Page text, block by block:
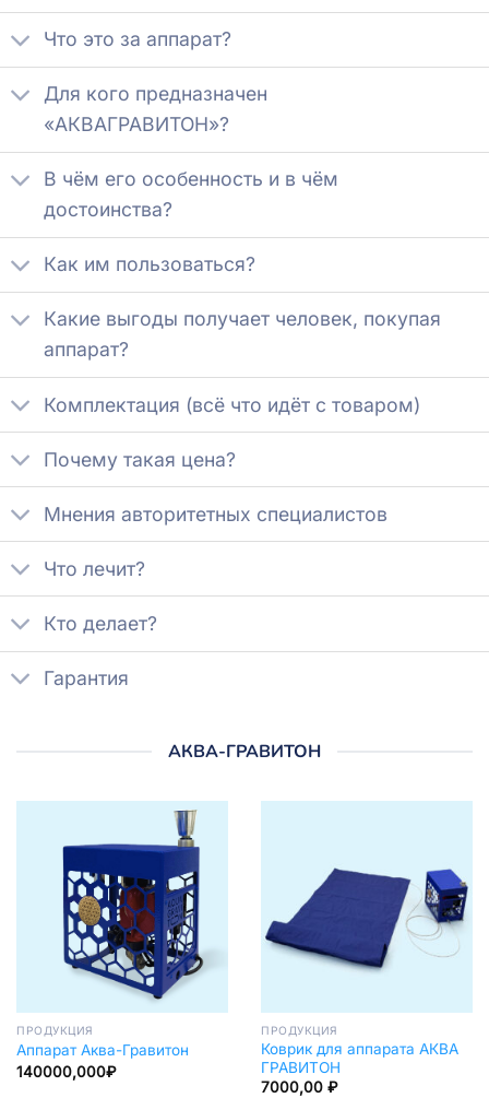
Что это за аппарат?
Для кого предназначен
«АКВАГРАВИТОН»?
В чём его особенность и в чём
достоинства?
Как им пользоваться?
Какие выгоды получает человек, покупая
аппарат?
Комплектация (всё что идёт с товаром)
Почему такая цена?
Мнения авторитетных специалистов
Что лечит?
Кто делает?
Гарантия
АКВА-ГРАВИТОН
ПРОДУКЦИЯ
Аппарат Аква-Гравитон
140000,000₽
ПРОДУКЦИЯ
Коврик для аппарата АКВА
ГРАВИТОН
7000,00 ₽